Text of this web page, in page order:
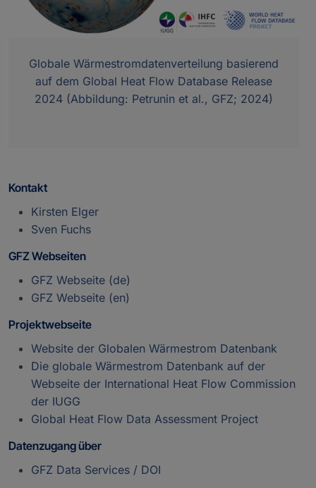
Globale Wärmestromdatenverteilung basierend
auf dem Global Heat Flow Database Release
2024 (Abbildung: Petrunin et al., GFZ; 2024)
Kontakt
Kirsten Elger
Sven Fuchs
GFZ Webseiten
GFZ Webseite (de)
GFZ Webseite (en)
Projektwebseite
Website der Globalen Wärmestrom Datenbank
Die globale Wärmestrom Datenbank auf der
Webseite der International Heat Flow Commission
der IUGG
Global Heat Flow Data Assessment Project
Datenzugang über
GFZ Data Services / DOI